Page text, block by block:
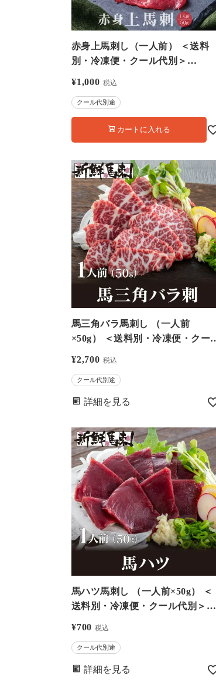
赤身上馬刺し（一人前） ＜送料
別・冷凍便・クール代別＞
¥1,000 税込
クール代別途
カートに入れる
馬三角バラ馬刺し （一人前
×50g） ＜送料別・冷凍便・クー
屋（おおしまや）【0308437】
¥2,700 税込
クール代別途
詳細を見る
馬ハツ馬刺し （一人前×50g） ＜
送料別・冷凍便・クール代別＞※
まや）【0308420】
¥700 税込
クール代別途
詳細を見る